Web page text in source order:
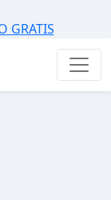
GRATIS